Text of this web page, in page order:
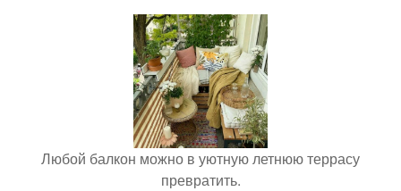
Любой балкон можно в уютную летнюю террасу
превратить.